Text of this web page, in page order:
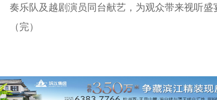
奏乐队及越剧演员同台献艺，为观众带来视听
（完）